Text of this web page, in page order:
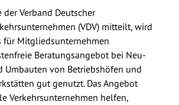
der Verband Deutscher
(VDV) mitteilt, wird
für Mitgliedsunternehmen
Beratungsangebot bei Neu-
Umbauten von Betriebshöfen und
gut genutzt. Das Angebot
Verkehrsunternehmen helfen,